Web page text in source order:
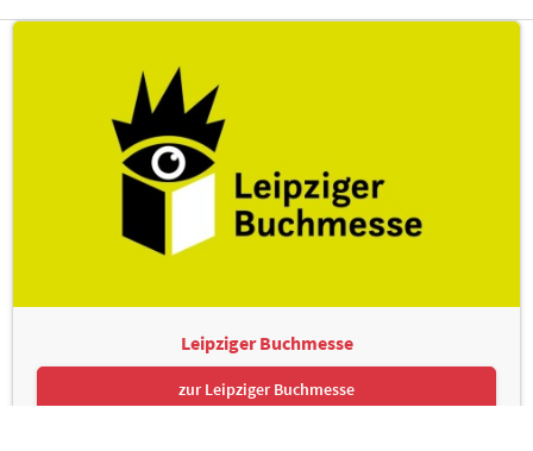
Leipziger Buchmesse
zur Leipziger Buchmesse